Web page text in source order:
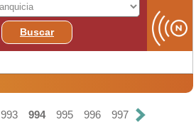
Buscar
993 994 995 996 997